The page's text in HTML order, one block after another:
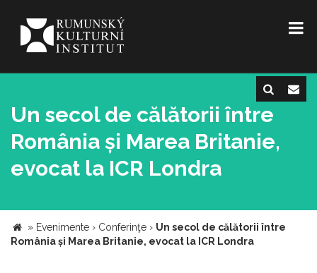
Un secol de călătorii între
România și Marea Britanie,
evocat la ICR Londra
» Evenimente › Conferinţe › Un secol de călătorii între
România și Marea Britanie, evocat la ICR Londra